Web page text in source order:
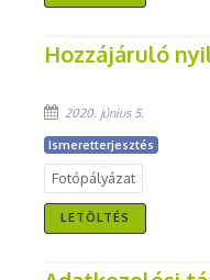
Hozzájáruló
2020. június 5.
Ismeretterjesztés
Fotópályázat
LETÖLTÉS